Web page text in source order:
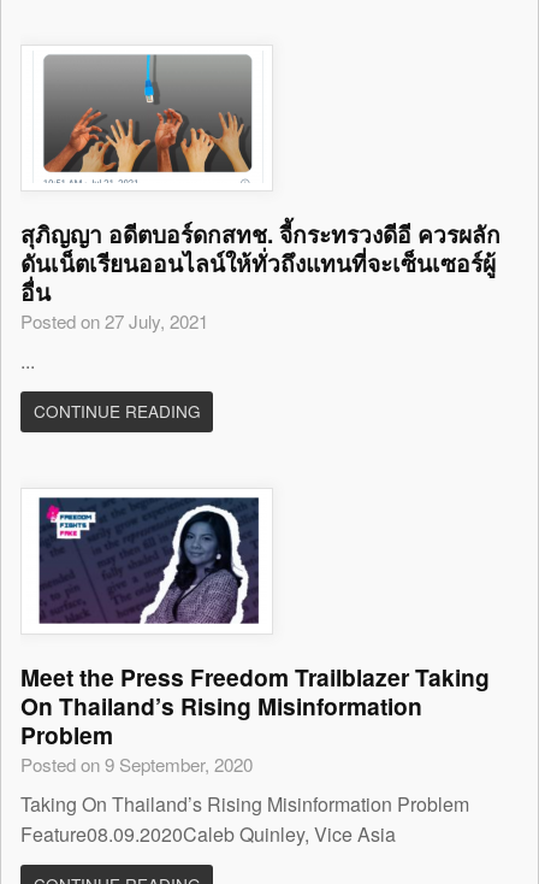
สุภิญญา อดีตบอร์ดกสทช. จี้กระทรวงดีอี ควรผลัก
ดันเน็ตเรียนออนไลน์ให้ทั่วถึงแทนที่จะเซ็นเซอร์ผู้
อื่น
Posted on 27 July, 2021
...
CONTINUE READING
Meet the Press Freedom Trailblazer Taking
On Thailand’s Rising Misinformation
Problem
Posted on 9 September, 2020
Taking On Thailand’s Rising Misinformation Problem
Feature08.09.2020Caleb Quinley, Vice Asia